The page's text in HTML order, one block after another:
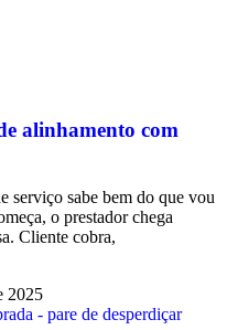
alinhamento com
serviço sabe bem do que vou
o prestador chega
Cliente cobra,
2025